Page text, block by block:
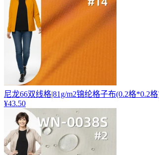
尼龙66双线格|81g/m2锦纶格子布(0.2格*0.2
¥43.50